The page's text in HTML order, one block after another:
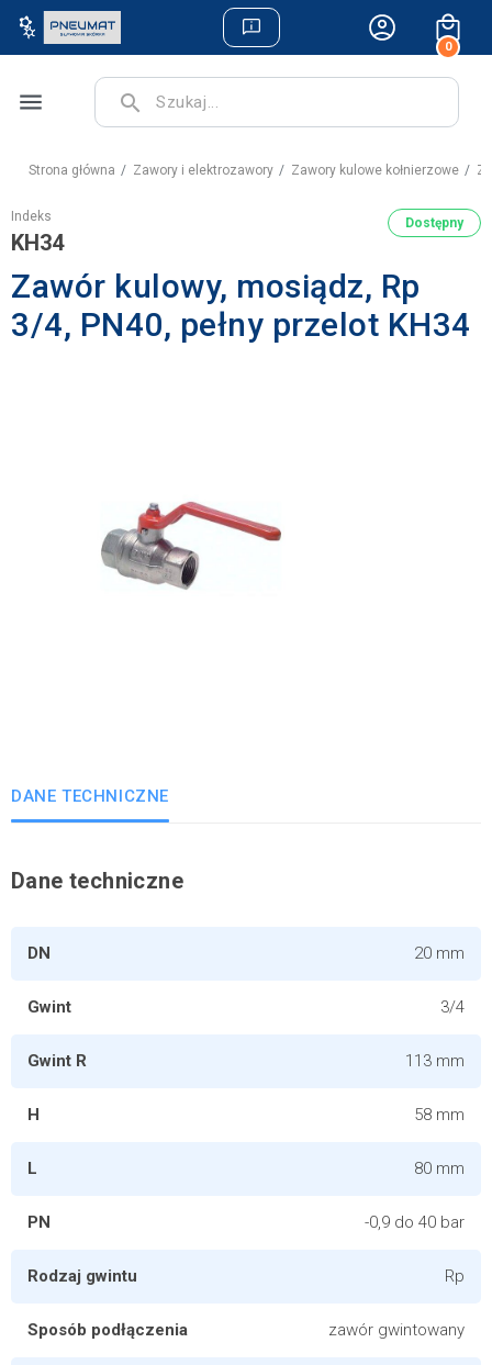
0
menu search
Strona główna Zawory i elektrozawory Zawory kulowe kołnierzowe
Indeks
KH34
Dostępny
Zawór kulowy, mosiądz, Rp
3/4, PN40, pełny przelot KH34
DANE TECHNICZNE
Dane techniczne
DN 20 mm
Gwint 3/4
Gwint R 113 mm
H 58 mm
L 80 mm
PN -0,9 do 40 bar
Rodzaj gwintu Rp
Sposób podłączenia zawór gwintowany